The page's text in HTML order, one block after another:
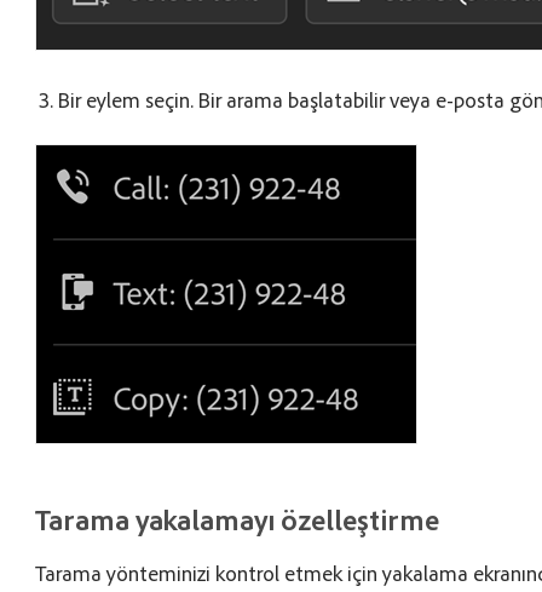
Bir eylem seçin. Bir arama başlatabilir veya e-posta
Tarama yakalamayı özelleştirme
Tarama yönteminizi kontrol etmek için yakalama